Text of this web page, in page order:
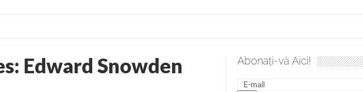
urmarea lui Hristos. Calea spre desăvârșire. Gând de duminică de Elena Solunca Moise
Edward Snowden Abonați-vă Aici!